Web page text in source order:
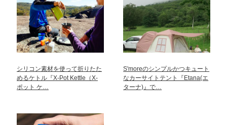
シリコン素材を使って折りたた
めるケトル『X-Pot Kettle（X-
ポット ケ…
S'moreのシンプルかつキュート
なカーサイトテント『Etana(エ
ターナ)』で…